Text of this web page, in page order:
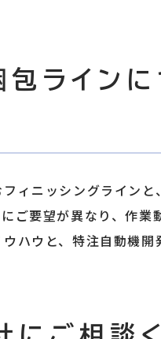
包ライン
ィニッシングライン
ご要望が異なり、作
ウと、特注自動機開